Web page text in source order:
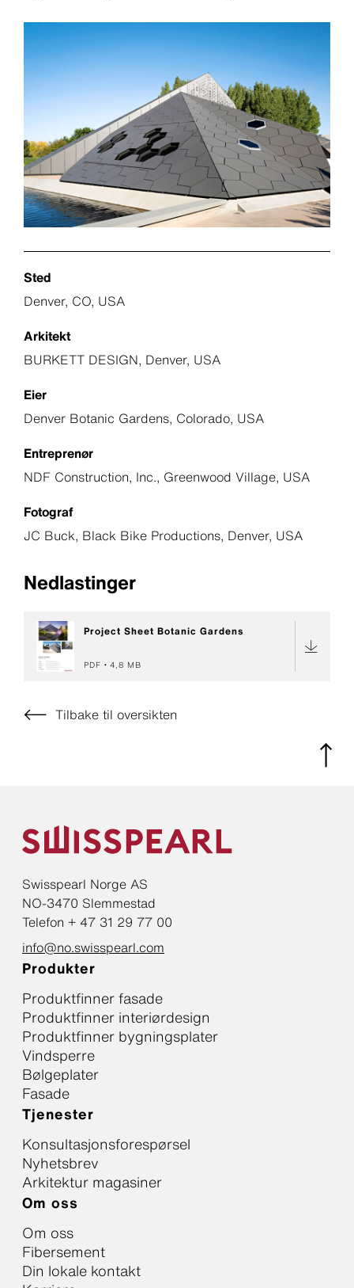
Sted
Denver, CO, USA
Arkitekt
BURKETT DESIGN, Denver, USA
Eier
Denver Botanic Gardens, Colorado, USA
Entreprenør
NDF Construction, Inc., Greenwood Village, USA
Fotograf
JC Buck, Black Bike Productions, Denver, USA
Nedlastinger
Project Sheet Botanic Gardens
PDF 4,8 MB
Tilbake til oversikten
Swisspearl Norge AS
NO-3470 Slemmestad
Telefon + 47 31 29 77 00
info@no.swisspearl.com
Produkter
Produktfinner fasade
Produktfinner interiørdesign
Produktfinner bygningsplater
Vindsperre
Bølgeplater
Fasade
Tjenester
Konsultasjonsforespørsel
Nyhetsbrev
Arkitektur magasiner
Om oss
Om oss
Fibersement
Din lokale kontakt